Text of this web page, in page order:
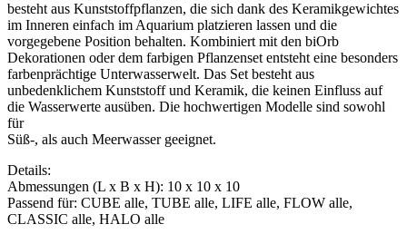
besteht aus Kunststoffpflanzen, die sich dank des Keramikgewichtes
im Inneren einfach im Aquarium platzieren lassen und die
vorgegebene Position behalten. Kombiniert mit den biOrb
Dekorationen oder dem farbigen Pflanzenset entsteht eine besonders
farbenprächtige Unterwasserwelt. Das Set besteht aus
unbedenklichem Kunststoff und Keramik, die keinen Einfluss auf
die Wasserwerte ausüben. Die hochwertigen Modelle sind sowohl
für
Süß-, als auch Meerwasser geeignet.
Details:
Abmessungen (L x B x H): 10 x 10 x 10
Passend für: CUBE alle, TUBE alle, LIFE alle, FLOW alle,
CLASSIC alle, HALO alle